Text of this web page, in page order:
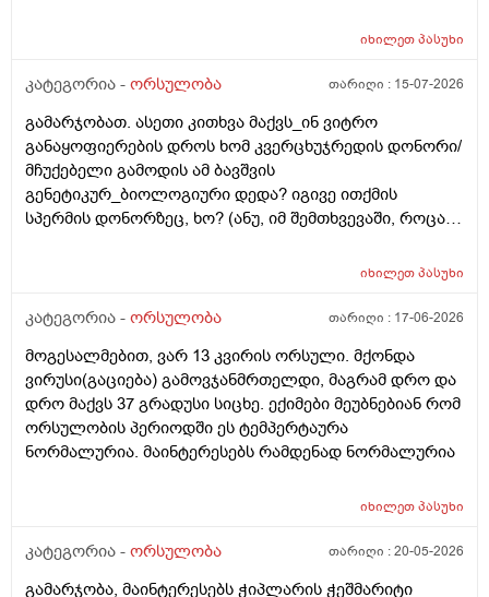
კიდევ_მსოფლიოს მრავალ ქვეყანაში აქტიურად
თუ ხელოვნური განაყოფიერების ცენტრებში მომუშავე
რამდენად გავრცელებულია საქართველოში?
იხილეთპასუხი
კატეგორია - ორსულობა თარიღი : 15-07-2026
გამარჯობათ. ასეთი კითხვა მაქვს_ინ ვიტრო
განაყოფიერების დროს ხომ კვერცხუჯრედის დონორი/
მჩუქებელი გამოდის ამ ბავშვის
გენეტიკურ_ბიოლოგიური დედა? იგივე ითქმის
სპერმის დონორზეც, ხო? (ანუ, იმ შემთხვევაში, როცა
წყვილი) და კიდევ_თუ მედიცინა აბორტს ჩასახული
როცა ლაბორატორიაში, სინჯარაში
მის მშობლებს?
იხილეთპასუხი
კატეგორია - ორსულობა თარიღი : 17-06-2026
მოგესალმებით, ვარ 13 კვირის ორსული. მქონდა
ვირუსი(გაციება) გამოვჯანმრთელდი, მაგრამ დრო და
დრო მაქვს 37 გრადუსი სიცხე. ექიმები მეუბნებიან რომ
ორსულობის პერიოდში ეს ტემპერტაურა
ნორმალურია. მაინტერესებს რამდენად ნორმალურია
იხილეთპასუხი
კატეგორია - ორსულობა თარიღი :20-05-2026
გამარჯობა, მაინტერესებს ჭიპლარის ჭეშმარიტი